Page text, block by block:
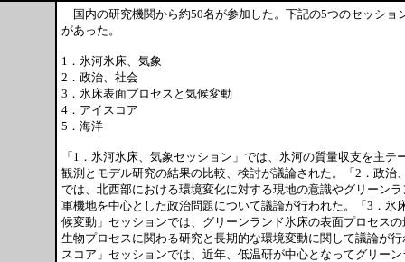
国内の研究機関から約50名が参加した。下記の5つのセッショ
があった。
1．氷河氷床、気象
2．政治、社会
3．氷床表面プロセスと気候変動
4．アイスコア
5．海洋
「1．氷河氷床、気象セッション」では、氷河の質量収支を主テ
観測とモデル研究の結果の比較、検討が議論された。「2．政治
では、北西部における環境変化に対する現地の意識やグリーン
軍機地を中心とした政治問題について議論が行われた。「3．氷
候変動」セッションでは、グリーンランド氷床の表面プロセス
生物プロセスに関わる研究と長期的な環境変動に関して議論が
スコア」セッションでは、近年、低温研が中心となってグリー